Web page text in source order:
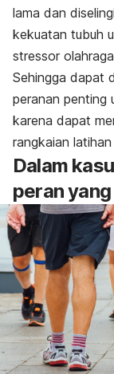
lama dan
kekuatan tubuh
stressor
Sehingga dapat
peranan penting
karena dapat
rangkaian
Dalam
peran